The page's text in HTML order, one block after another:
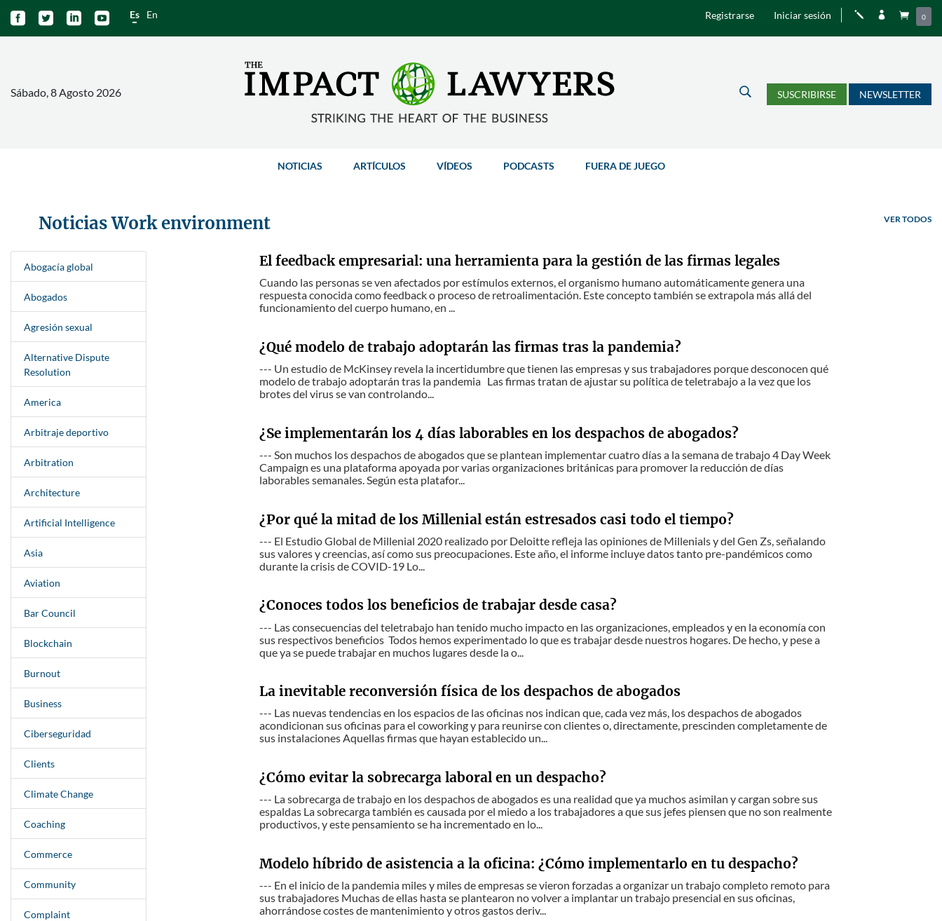
    Es En Registrarse Iniciar sesión j   0
Sábado, 8 Agosto 2026 U SUSCRIBIRSE NEWSLETTER
NOTICIAS ARTÍCULOS VÍDEOS PODCASTS FUERA DE JUEGO
Noticias Work environment VER TODOS
Abogacía global
Abogados
Agresión sexual
Alternative Dispute
Resolution
America
Arbitraje deportivo
Arbitration
Architecture
Artificial Intelligence
Asia
Aviation
Bar Council
Blockchain
Burnout
Business
Ciberseguridad
Clients
Climate Change
Coaching
Commerce
Community
Complaint
El feedback empresarial: una herramienta para la gestión de las firmas legales
Cuando las personas se ven afectados por estímulos externos, el organismo humano automáticamente genera una
respuesta conocida como feedback o proceso de retroalimentación. Este concepto también se extrapola más allá del
funcionamiento del cuerpo humano, en ...
¿Qué modelo de trabajo adoptarán las firmas tras la pandemia?
--- Un estudio de McKinsey revela la incertidumbre que tienen las empresas y sus trabajadores porque desconocen qué
modelo de trabajo adoptarán tras la pandemia Las firmas tratan de ajustar su política de teletrabajo a la vez que los
brotes del virus se van controlando...
¿Se implementarán los 4 días laborables en los despachos de abogados?
--- Son muchos los despachos de abogados que se plantean implementar cuatro días a la semana de trabajo 4 Day Week
Campaign es una plataforma apoyada por varias organizaciones británicas para promover la reducción de días
laborables semanales. Según esta platafor...
¿Por qué la mitad de los Millenial están estresados casi todo el tiempo?
--- El Estudio Global de Millenial 2020 realizado por Deloitte refleja las opiniones de Millenials y del Gen Zs, señalando
sus valores y creencias, así como sus preocupaciones. Este año, el informe incluye datos tanto pre-pandémicos como
durante la crisis de COVID-19 Lo...
¿Conoces todos los beneficios de trabajar desde casa?
--- Las consecuencias del teletrabajo han tenido mucho impacto en las organizaciones, empleados y en la economía con
sus respectivos beneficios Todos hemos experimentado lo que es trabajar desde nuestros hogares. De hecho, y pese a
que ya se puede trabajar en muchos lugares desde la o...
La inevitable reconversión física de los despachos de abogados
--- Las nuevas tendencias en los espacios de las oficinas nos indican que, cada vez más, los despachos de abogados
acondicionan sus oficinas para el coworking y para reunirse con clientes o, directamente, prescinden completamente de
sus instalaciones Aquellas firmas que hayan establecido un...
¿Cómo evitar la sobrecarga laboral en un despacho?
--- La sobrecarga de trabajo en los despachos de abogados es una realidad que ya muchos asimilan y cargan sobre sus
espaldas La sobrecarga también es causada por el miedo a los trabajadores a que sus jefes piensen que no son realmente
productivos, y este pensamiento se ha incrementado en lo...
Modelo híbrido de asistencia a la oficina: ¿Cómo implementarlo en tu despacho?
--- En el inicio de la pandemia miles y miles de empresas se vieron forzadas a organizar un trabajo completo remoto para
sus trabajadores Muchas de ellas hasta se plantearon no volver a implantar un trabajo presencial en sus oficinas,
ahorrándose costes de mantenimiento y otros gastos deriv...